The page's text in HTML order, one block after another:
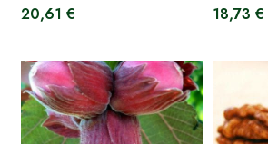
20,61 € 18,73 €